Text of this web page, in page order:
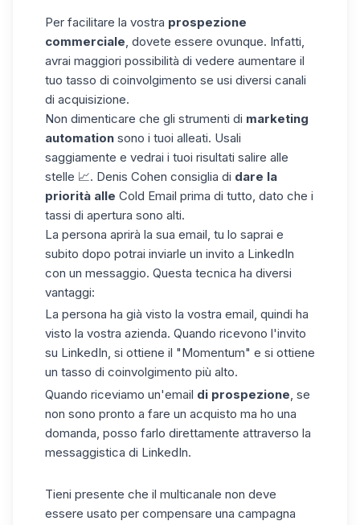
Per facilitare la vostra prospezione
commerciale , dovete essere ovunque. Infatti,
avrai maggiori possibilità di vedere aumentare il
tuo tasso di coinvolgimento se usi diversi canali
di acquisizione.
Non dimenticare che gli strumenti di marketing
automation sono i tuoi alleati. Usali
saggiamente e vedrai i tuoi risultati salire alle
stelle 📈. Denis Cohen consiglia di dare la
priorità alle Cold Email prima di tutto, dato che i
tassi di apertura sono alti.
La persona aprirà la sua email, tu lo saprai e
subito dopo potrai inviarle un invito a LinkedIn
con un messaggio. Questa tecnica ha diversi
vantaggi:
La persona ha già visto la vostra email, quindi ha
visto la vostra azienda. Quando ricevono l'invito
su LinkedIn, si ottiene il "Momentum" e si ottiene
un tasso di coinvolgimento più alto.
Quando riceviamo un'email di prospezione, se
non sono pronto a fare un acquisto ma ho una
domanda, posso farlo direttamente attraverso la
messaggistica di LinkedIn.
Tieni presente che il multicanale non deve
essere usato per compensare una campagna